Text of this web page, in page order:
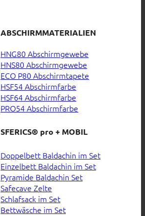
ABSCHIRMMATERIALIEN
HNG80 Abschirmgewebe
HNS80 Abschirmgewebe
ECO P80 Abschirmtapete
HSF54 Abschirmfarbe
HSF64 Abschirmfarbe
PRO54 Abschirmfarbe
SFERICS® pro + MOBIL
Doppelbett Baldachin im Set
Einzelbett Baldachin im Set
Pyramide Baldachin Set
Safecave Zelte
Schlafsack im Set
Bettwäsche im Set